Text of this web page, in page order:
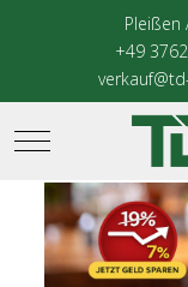
Pleißen
+49
Mobile Menu Toggle